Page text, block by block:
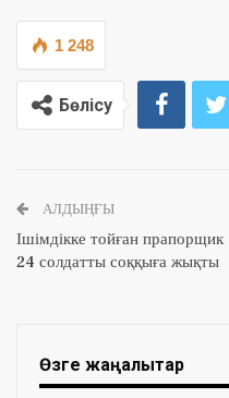
1 248
Бөлісу
АЛДЫҢҒЫ
Ішімдікке тойған прапорщик
24 солдатты соққыға жықты
Өзге жаңалықтар